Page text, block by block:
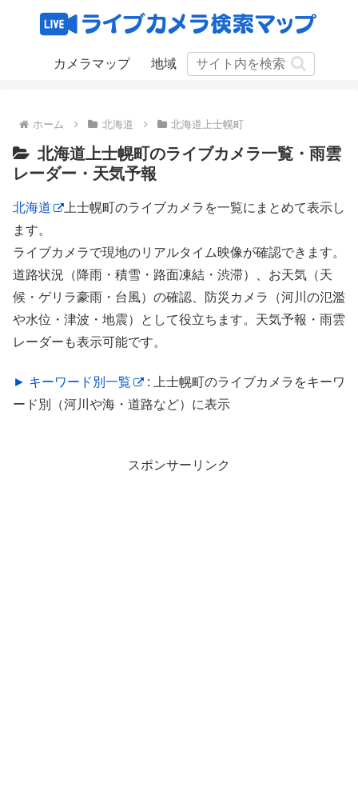
カメラマップ 地域
ホーム 北海道 北海道上士幌町
北海道上士幌町のライブカメラ一覧・雨雲
レーダー・天気予報
北海道
上士幌町のライブカメラを一覧にまとめて表示し
ます。
ライブカメラで現地のリアルタイム映像が確認できます。
道路状況（降雨・積雪・路面凍結・渋滞）、お天気（天
候・ゲリラ豪雨・台風）の確認、防災カメラ（河川の氾濫
や水位・津波・地震）として役立ちます。天気予報・雨雲
レーダーも表示可能です。
► キーワード別一覧
: 上士幌町のライブカメラをキーワ
ード別（河川や海・道路など）に表示
スポンサーリンク